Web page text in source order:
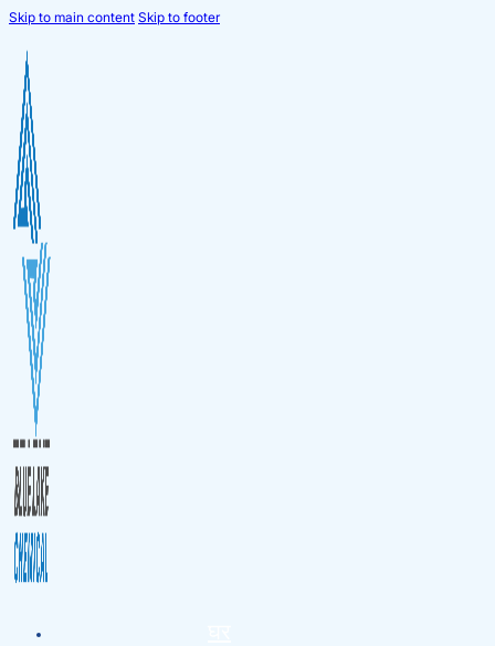
Skip to main content Skip to footer